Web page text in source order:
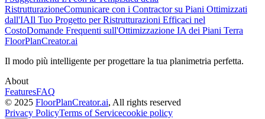
RistrutturazioneComunicare con i Contractor su Piani Ottimizzati
dall'IAIl Tuo Progetto per Ristrutturazioni Efficaci nel
CostoDomande Frequenti sull'Ottimizzazione IA dei Piani Terra
FloorPlanCreator.ai
Il modo più intelligente per progettare la tua planimetria perfetta.
About
FeaturesFAQ
© 2025 FloorPlanCreator.ai, All rights reserved
Privacy PolicyTerms of Servicecookie policy